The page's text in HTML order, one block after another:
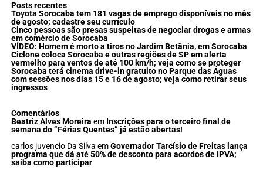
Posts recentes
Toyota Sorocaba tem 181 vagas de emprego disponíveis no mês
de agosto; cadastre seu currículo
Cinco pessoas são presas suspeitas de negociar drogas e armas
em comércio de Sorocaba
VÍDEO: Homem é morto a tiros no Jardim Betânia, em Sorocaba
Ciclone coloca Sorocaba e outras regiões de SP em alerta
vermelho para ventos de até 100 km/h; veja como se proteger
Sorocaba terá cinema drive-in gratuito no Parque das Águas
com sessões nos dias 15 e 16 de agosto; veja como retirar seus
ingressos
Comentários
Beatriz Alves Moreira em Inscrições para o terceiro final de
semana do “Férias Quentes” já estão abertas!
carlos juvencio Da Silva emGovernador Tarcísio de Freitas lança
programa que dá até 50% de desconto para acordos de IPVA;
saiba como participar